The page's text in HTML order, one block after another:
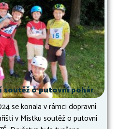
o putovní pohár
se konala v rámci dopravní
v Místku soutěž o putovní